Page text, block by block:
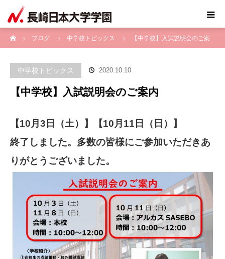
ブログ
中学校トピックス 【中学校】入試説明会のご案
中学校トピックス 2020.10.10
【中学校】入試説明会のご案内
【10月3日（土）】【10月11日（日）】
終了しました。多数の皆様にご参加いただきあ
りがとうございました。